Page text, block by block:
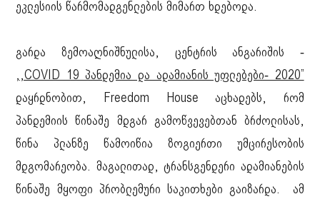
ეკლესიის წარმომადგენლების მიმართ ხდებოდა.
გარდა ზემოაღნიშნულისა, ცენტრის ანგარიშის -
,,COVID 19 პანდემია და ადამიანის უფლებები- 2020”
დაყრდნობით, Freedom House აცხადებს, რომ
პანდემიის წინაშე მდგარ გამოწვევებთან ბრძოლისას,
წინა პლანზე წამოიწია ზოგიერთი უმცირესობის
მდგომარეობა. მაგალითად, ტრანსგენდერი ადამიანების
წინაშე მყოფი პრობლემური საკითხები გაიზარდა. ამ